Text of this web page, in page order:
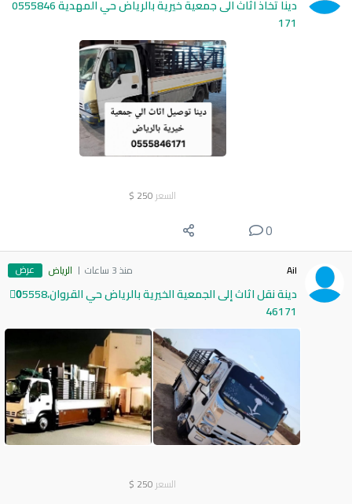
دينا تخاذ اثاث الى جمعية خيرية بالرياض حي المهدية 0555846
171
السعر 250
$
0
Ail منذ 3 ساعات الرياض عرض
دينة نقل اثاث إلى الجمعية الخيرية بالرياض حي القروان،0َ5558
46171
السعر 250
$